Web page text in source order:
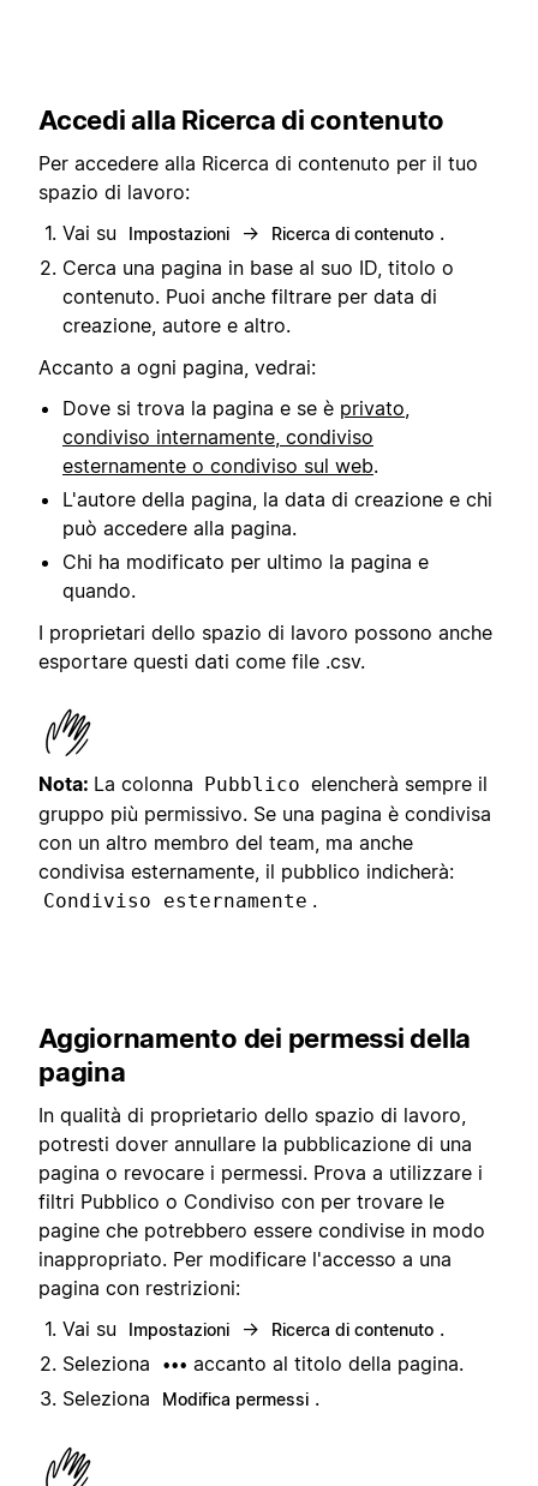
Accedi alla Ricerca di contenuto
Per accedere alla Ricerca di contenuto per il tuo
spazio di lavoro:
Vai su
Impostazioni → Ricerca di contenuto .
Cerca una pagina in base al suo ID, titolo o
contenuto. Puoi anche filtrare per data di
creazione, autore e altro.
Accanto a ogni pagina, vedrai:
Dove si trova la pagina e se è privato,
condiviso internamente, condiviso
esternamente o condiviso sul web.
L'autore della pagina, la data di creazione e chi
può accedere alla pagina.
Chi ha modificato per ultimo la pagina e
quando.
I proprietari dello spazio di lavoro possono anche
esportare questi dati come file .csv.
Nota: La colonna Pubblico elencherà sempre il
gruppo più permissivo. Se una pagina è condivisa
con un altro membro del team, ma anche
condivisa esternamente, il pubblico indicherà:
Condiviso esternamente .
Aggiornamento dei permessi della
pagina
In qualità di proprietario dello spazio di lavoro,
potresti dover annullare la pubblicazione di una
pagina o revocare i permessi. Prova a utilizzare i
filtri Pubblico o Condiviso con per trovare le
pagine che potrebbero essere condivise in modo
inappropriato. Per modificare l'accesso a una
pagina con restrizioni:
Vai su
Impostazioni → Ricerca di contenuto .
Seleziona
••• accanto al titolo della pagina.
Seleziona
Modifica permessi .